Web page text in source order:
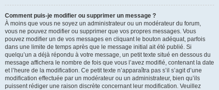
Comment puis-je modifier ou supprimer un message ?
À moins que vous ne soyez un administrateur ou un modérateur du forum,
vous ne pouvez modifier ou supprimer que vos propres messages. Vous
pouvez modifier un de vos messages en cliquant le bouton adéquat, parfois
dans une limite de temps après que le message initial ait été publié. Si
quelqu’un a déjà répondu à votre message, un petit texte situé en dessous du
message affichera le nombre de fois que vous l’avez modifié, contenant la date
et l’heure de la modification. Ce petit texte n’apparaîtra pas s’il s’agit d’une
modification effectuée par un modérateur ou un administrateur, bien qu’ils
puissent rédiger une raison discrète concernant leur modification. Veuillez